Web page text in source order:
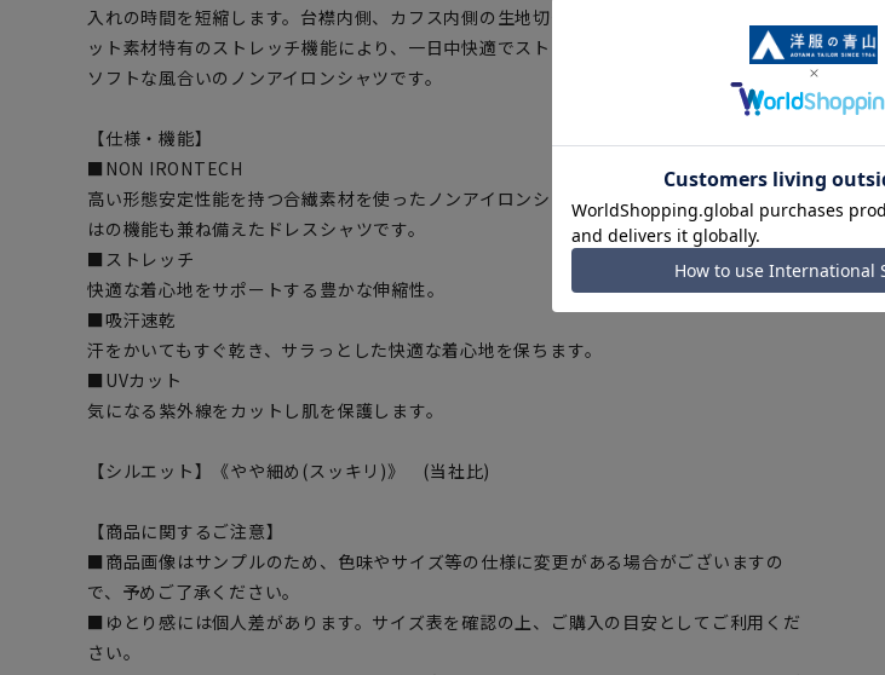
入れの時間を短縮します。台襟内側、カフス内側の生地切替えでデザイン性をプラス。ニ
ット素材特有のストレッチ機能により、一日中快適でストレスフリーな着心地が嬉しい、
ソフトな風合いのノンアイロンシャツです。
【仕様・機能】
■NON IRONTECH
高い形態安定性能を持つ合繊素材を使ったノンアイロンシャツ。進化した合成繊維ならで
はの機能も兼ね備えたドレスシャツです。
■ストレッチ
快適な着心地をサポートする豊かな伸縮性。
■吸汗速乾
汗をかいてもすぐ乾き、サラっとした快適な着心地を保ちます。
■UVカット
気になる紫外線をカットし肌を保護します。
【シルエット】《やや細め(スッキリ)》 (当社比)
【商品に関するご注意】
■商品画像はサンプルのため、色味やサイズ等の仕様に変更がある場合がございますの
で、予めご了承ください。
■ゆとり感には個人差があります。サイズ表を確認の上、ご購入の目安としてご利用くだ
さい。